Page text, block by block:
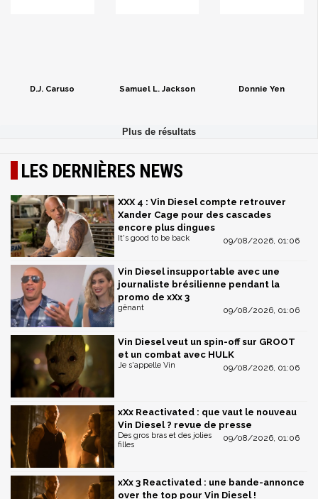
D.J. Caruso Samuel L. Jackson Donnie Yen
LES DERNIÈRES NEWS
XXX 4 : Vin Diesel compte retrouver
Xander Cage pour des cascades
encore plus dingues
09/08/2026, 01:06
It's good to be back
Vin Diesel insupportable avec une
journaliste brésilienne pendant la
promo de xXx 3
09/08/2026, 01:06
gênant
Vin Diesel veut un spin-off sur GROOT
et un combat avec HULK
09/08/2026, 01:06
Je s'appelle Vin
xXx Reactivated : que vaut le nouveau
Vin Diesel ? revue de presse
09/08/2026, 01:06
Des gros bras et des jolies
filles
xXx 3 Reactivated : une bande-annonce
over the top pour Vin Diesel !